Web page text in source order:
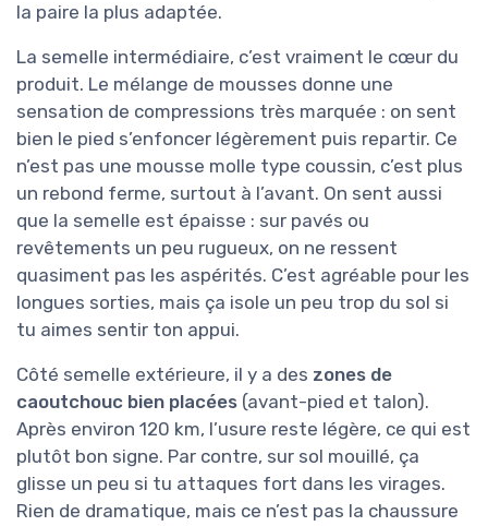
la paire la plus adaptée.
La semelle intermédiaire, c’est vraiment le cœur du
produit. Le mélange de mousses donne une
sensation de compressions très marquée : on sent
bien le pied s’enfoncer légèrement puis repartir. Ce
n’est pas une mousse molle type coussin, c’est plus
un rebond ferme, surtout à l’avant. On sent aussi
que la semelle est épaisse : sur pavés ou
revêtements un peu rugueux, on ne ressent
quasiment pas les aspérités. C’est agréable pour les
longues sorties, mais ça isole un peu trop du sol si
tu aimes sentir ton appui.
Côté semelle extérieure, il y a des zones de
caoutchouc bien placées (avant-pied et talon).
Après environ 120 km, l’usure reste légère, ce qui est
plutôt bon signe. Par contre, sur sol mouillé, ça
glisse un peu si tu attaques fort dans les virages.
Rien de dramatique, mais ce n’est pas la chaussure